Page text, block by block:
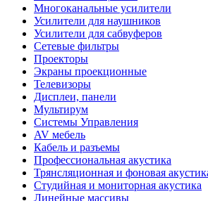
Многоканальные усилители
Усилители для наушников
Усилители для сабвуферов
Сетевые фильтры
Проекторы
Экраны проекционные
Телевизоры
Дисплеи, панели
Мультирум
Системы Управления
AV мебель
Кабель и разъемы
Профессиональная акустика
Трянсляционная и фоновая
Студийная и мониторная акустика
Линейные массивы